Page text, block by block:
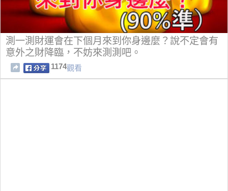
測一測財運會在下個月來到你身邊麼？說不定會有
意外之財降臨，不妨來測測吧。
1174觀看